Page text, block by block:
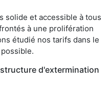
solide et accessible à tous
à une prolifération
étudié nos tarifs dans le
d'extermination